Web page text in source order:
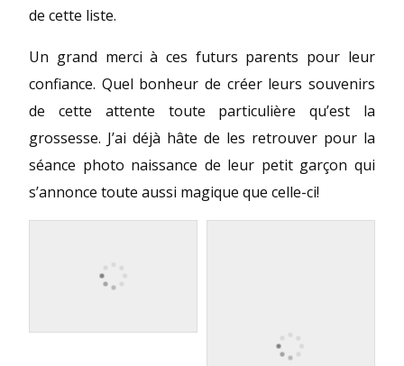
de cette liste.
Un grand merci à ces futurs parents pour leur
confiance. Quel bonheur de créer leurs souvenirs
de cette attente toute particulière qu’est la
grossesse. J’ai déjà hâte de les retrouver pour la
séance photo naissance de leur petit garçon qui
s’annonce toute aussi magique que celle-ci!